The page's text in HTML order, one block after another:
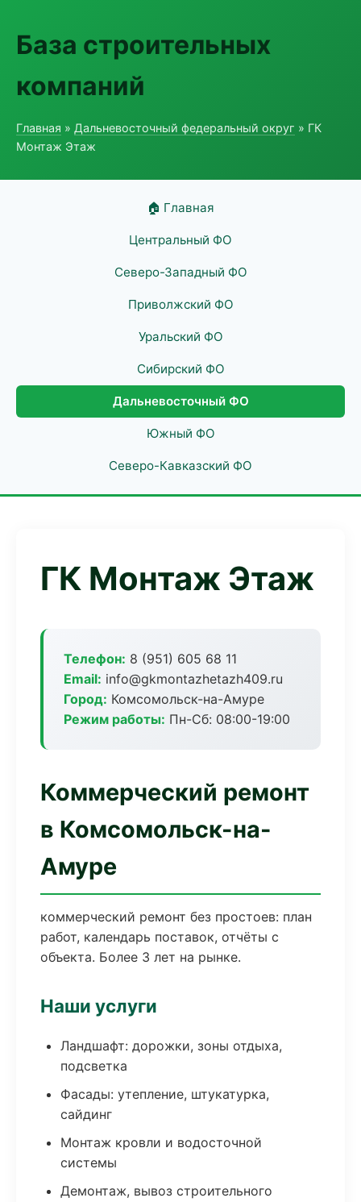
База строительных
компаний
Главная » Дальневосточный федеральный округ » ГК
Монтаж Этаж
🏠 Главная
Центральный ФО
Северо-Западный ФО
Приволжский ФО
Уральский ФО
Сибирский ФО
Дальневосточный ФО
Южный ФО
Северо-Кавказский ФО
ГК Монтаж Этаж
Телефон: 8 (951) 605 68 11
Email: info@gkmontazhetazh409.ru
Город: Комсомольск-на-Амуре
Режим работы: Пн-Сб: 08:00-19:00
Коммерческий ремонт
в Комсомольск-на-
Амуре
коммерческий ремонт без простоев: план
работ, календарь поставок, отчёты с
объекта. Более 3 лет на рынке.
Наши услуги
Ландшафт: дорожки, зоны отдыха,
подсветка
Фасады: утепление, штукатурка,
сайдинг
Монтаж кровли и водосточной
системы
Демонтаж, вывоз строительного